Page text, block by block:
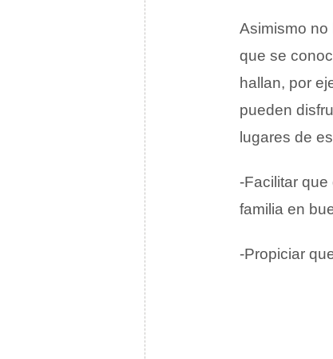
Asimismo no
que se
hallan, por
pueden
lugares de
-Facilitar
familia en
-Propiciar